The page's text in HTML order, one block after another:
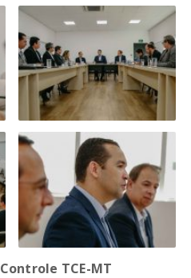
TCE-MT